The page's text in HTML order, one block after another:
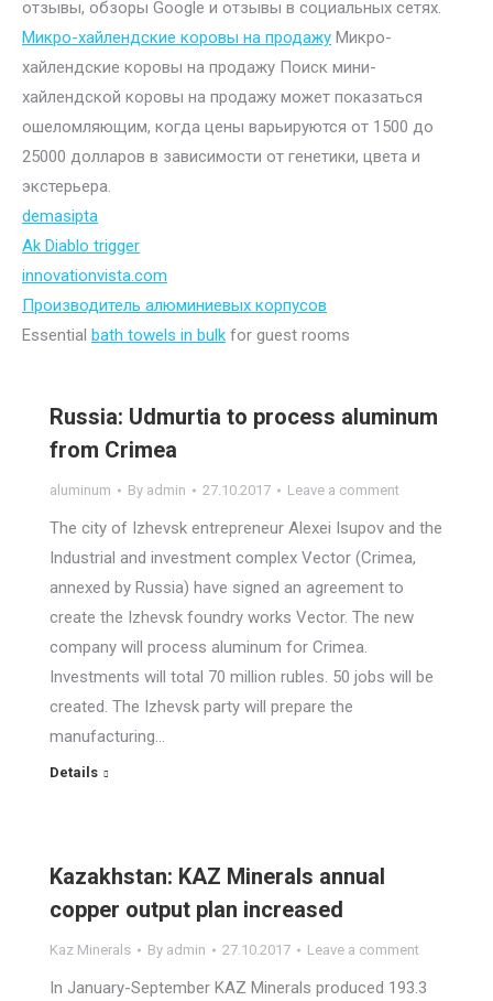
отзывы, обзоры Google и отзывы в социальных сетях.
Микро-хайлендские коровы на продажу Микро-
хайлендские коровы на продажу Поиск мини-
хайлендской коровы на продажу может показаться
ошеломляющим, когда цены варьируются от 1500 до
25000 долларов в зависимости от генетики, цвета и
экстерьера.
demasipta
Ak Diablo trigger
innovationvista.com
Производитель алюминиевых корпусов
Essential bath towels in bulk for guest rooms
Russia: Udmurtia to process aluminum
from Crimea
aluminum By admin 27.10.2017 Leave a comment
The city of Izhevsk entrepreneur Alexei Isupov and the
Industrial and investment complex Vector (Crimea,
annexed by Russia) have signed an agreement to
create the Izhevsk foundry works Vector. The new
company will process aluminum for Crimea.
Investments will total 70 million rubles. 50 jobs will be
created. The Izhevsk party will prepare the
manufacturing…
Details
Kazakhstan: KAZ Minerals annual
copper output plan increased
Kaz Minerals By admin 27.10.2017 Leave a comment
In January-September KAZ Minerals produced 193.3